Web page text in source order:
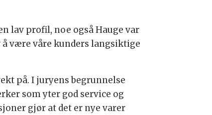
lav profil, noe også Hauge var
være våre kunders langsiktige
på. I juryens begrunnelse
som yter god service og
gjør at det er nye varer